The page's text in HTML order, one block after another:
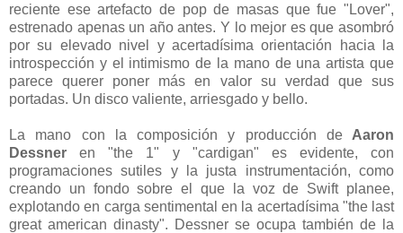
reciente ese artefacto de pop de masas que fue "Lover",
estrenado apenas un año antes. Y lo mejor es que asombró
por su elevado nivel y acertadísima orientación hacia la
introspección y el intimismo de la mano de una artista que
parece querer poner más en valor su verdad que sus
portadas. Un disco valiente, arriesgado y bello.
La mano con la composición y producción deAaron
Dessneren "the 1" y "cardigan" es evidente, con
programaciones sutiles y la justa instrumentación, como
creando un fondo sobre el que la voz de Swift planee,
explotando en carga sentimental en la acertadísima "the last
great american dinasty". Dessner se ocupa también de la